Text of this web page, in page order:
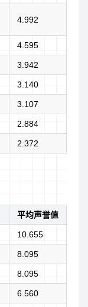
4.992
4.595
3.942
3.140
3.107
2.884
2.372
平均声誉值
10.655
8.095
8.095
6.560